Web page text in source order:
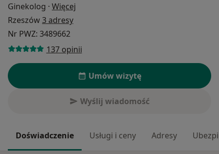
Ginekolog · Więcej
Rzeszów3 adresy
Nr PWZ: 3489662
137 opinii
Umów wizytę
Wyślij wiadomość
Doświadczenie Usługi i ceny Adresy